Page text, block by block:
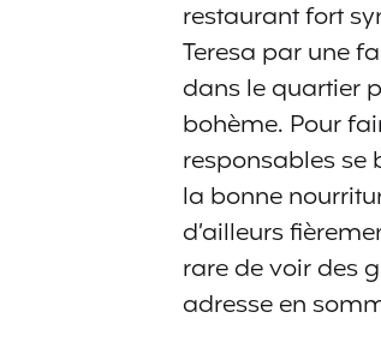
restaurant fort
Teresa par une
dans le quartier
bohème. Pour
responsables se
la bonne
d’ailleurs
rare de voir des
adresse en